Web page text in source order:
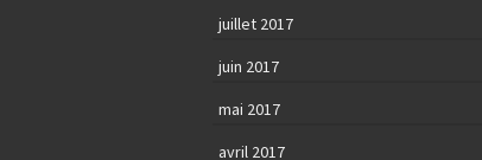
juillet 2017
juin 2017
mai 2017
avril 2017